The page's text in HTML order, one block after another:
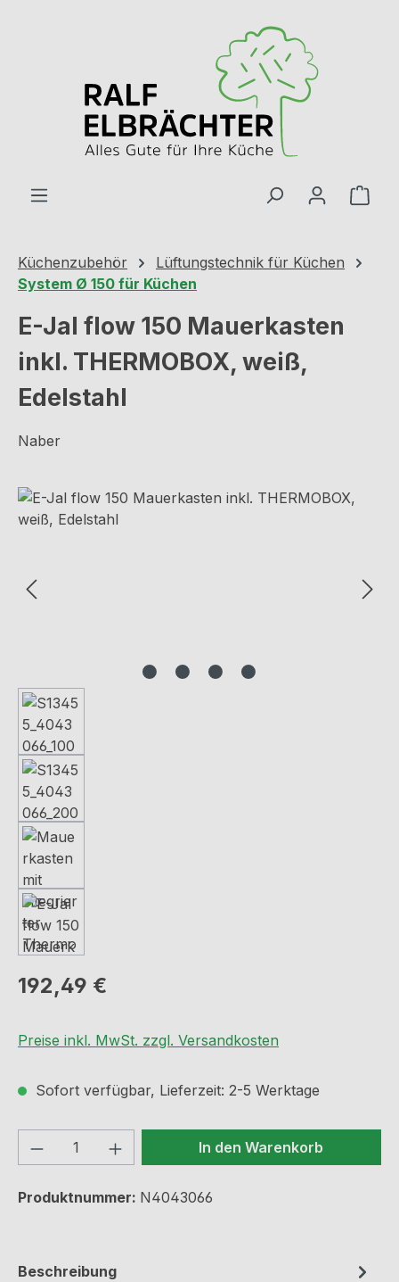
Küchenzubehör
Lüftungstechnik für Küchen
System Ø 150 für Küchen
E-Jal flow 150 Mauerkasten
inkl. THERMOBOX, weiß,
Edelstahl
Naber
Bildergalerie überspringen
Regulärer Preis:
192,49 €
Preise inkl. MwSt. zzgl. Versandkosten
Sofort verfügbar, Lieferzeit: 2-5 Werktage
Produkt Anzahl: Gib denIn den Warenkorb
Produktnummer: N4043066
Beschreibung